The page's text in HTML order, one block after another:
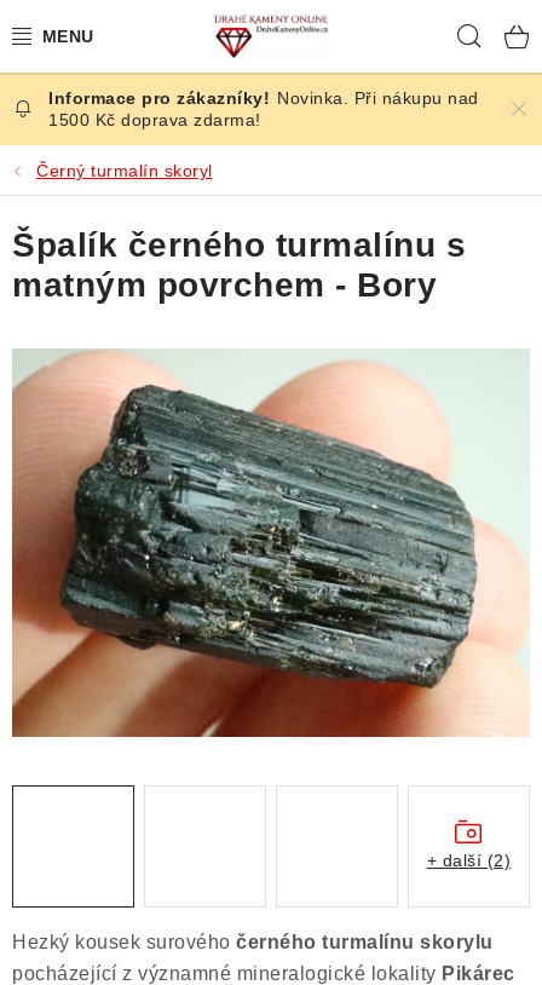
na
ČESKÉ KAMENY
ŠPERKY
KAMENY ZE SVĚTA
BROUŠENÉ
SLEVY
KRYSTALY
ČLÁNKY
NALEZIŠTĚ
NÁŠ PŘÍBĚH
VIDEOGALERIE
Ochrana osobních údajů
Novinka. Při nákupu nad
1500 Kč doprava zdarma!
Černý turmalín skoryl
Hezký kousek surového černého turmalínu skorylu
pocházející z významné mineralogické lokality Pikárec
Špalík černého turmalínu s
matným povrchem - Bory
+ další (2)